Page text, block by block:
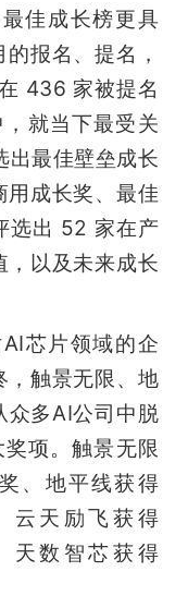
佳成长榜更具
报名、提名，
436 家被提名
就当下最受关
出最佳壁垒成长
用成长奖、最佳
选出 52 家在产
，以及未来成长
芯片领域的企
，触景无限、地
众多AI公司中脱
项。触景无限
、地平线获得
云天励飞获得
天数智芯获得